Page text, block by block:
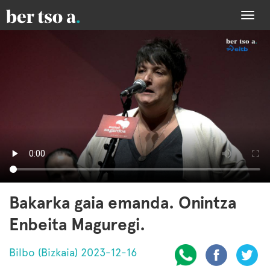
Bakarka gaia emanda. Onintza
Enbeita Maguregi.
Bilbo (Bizkaia) 2023-12-16